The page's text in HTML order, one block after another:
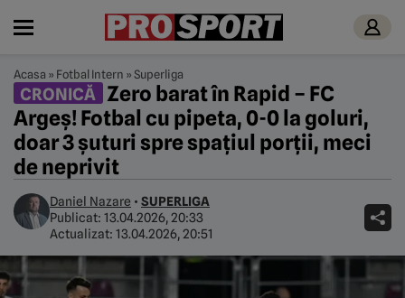
Acasa » Fotbal Intern »Superliga
CRONICĂ
Zero barat în Rapid – FC
Argeș! Fotbal cu pipeta, 0-0 la goluri,
doar 3 șuturi spre spațiul porții, meci
de neprivit
Daniel Nazare • SUPERLIGA
Publicat: 13.04.2026, 20:33
Actualizat: 13.04.2026, 20:51